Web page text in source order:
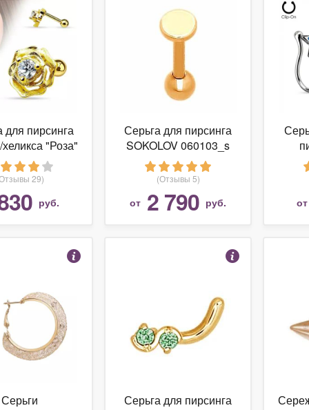
для пирсинга
хеликса "Роза"
с фианитами
JA15957
желтое
29)
руб.
Серьга для пирсинга
SOKOLOV 060103_s
(Отзывы 5)
от 2 790 руб.
Q
от
Серьги
Серьга для пирсинга